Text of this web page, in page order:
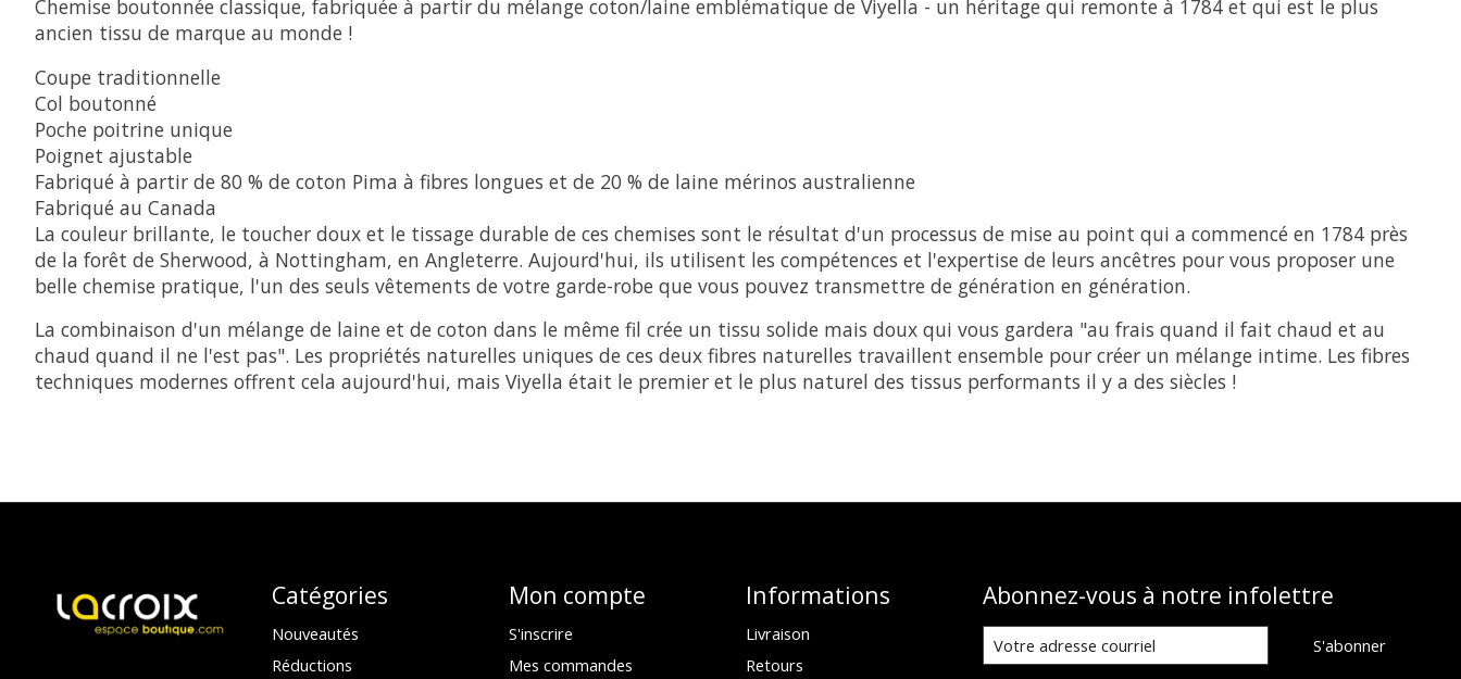
Chemise boutonnée classique, fabriquée à partir du mélange coton/laine emblématique de Viyella - un héritage qui remonte à 1784 et qui est le plus
ancien tissu de marque au monde !
Coupe traditionnelle
Col boutonné
Poche poitrine unique
Poignet ajustable
Fabriqué à partir de 80 % de coton Pima à fibres longues et de 20 % de laine mérinos australienne
Fabriqué au Canada
La couleur brillante, le toucher doux et le tissage durable de ces chemises sont le résultat d'un processus de mise au point qui a commencé en 1784 près
de la forêt de Sherwood, à Nottingham, en Angleterre. Aujourd'hui, ils utilisent les compétences et l'expertise de leurs ancêtres pour vous proposer une
belle chemise pratique, l'un des seuls vêtements de votre garde-robe que vous pouvez transmettre de génération en génération.
La combinaison d'un mélange de laine et de coton dans le même fil crée un tissu solide mais doux qui vous gardera "au frais quand il fait chaud et au
chaud quand il ne l'est pas". Les propriétés naturelles uniques de ces deux fibres naturelles travaillent ensemble pour créer un mélange intime. Les fibres
techniques modernes offrent cela aujourd'hui, mais Viyella était le premier et le plus naturel des tissus performants il y a des siècles !
Catégories
Nouveautés
Réductions
Mon compte
S'inscrire
Mes commandes
Informations
Livraison
Retours
Abonnez-vous à notre infolettre
S'abonner